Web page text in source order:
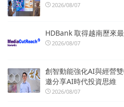
2026/08/07
HDBank 取得越南歷來
2026/08/07
創智動能強化AI與經營
邀分享AI時代投資思維
2026/08/07